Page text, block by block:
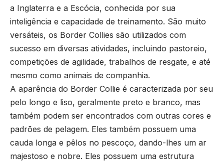
a Inglaterra e a Escócia, conhecida por sua
inteligência e capacidade de treinamento. São muito
versáteis, os Border Collies são utilizados com
sucesso em diversas atividades, incluindo pastoreio,
competições de agilidade, trabalhos de resgate, e até
mesmo como animais de companhia.
A aparência do Border Collie é caracterizada por seu
pelo longo e liso, geralmente preto e branco, mas
também podem ser encontrados com outras cores e
padrões de pelagem. Eles também possuem uma
cauda longa e pêlos no pescoço, dando-lhes um ar
majestoso e nobre. Eles possuem uma estrutura